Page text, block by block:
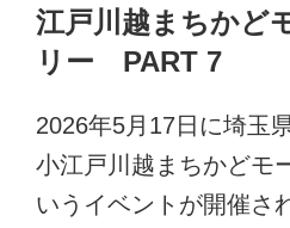
江戸川越まちかど
リー PART 7
2026年5月17日に埼玉
小江戸川越まちかどモ
いうイベントが開催さ